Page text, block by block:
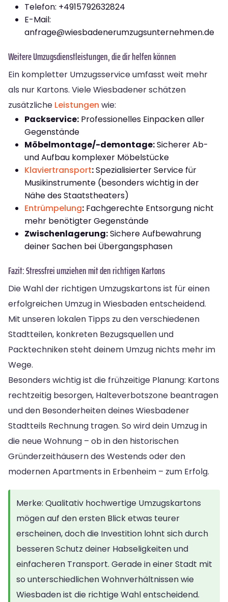
Telefon: +4915792632824
E-Mail:
anfrage@wiesbadenerumzugsunternehmen.de
Weitere Umzugsdienstleistungen, die dir helfen können
Ein kompletter Umzugsservice umfasst weit mehr
als nur Kartons. Viele Wiesbadener schätzen
zusätzliche Leistungen wie:
Packservice: Professionelles Einpacken aller
Gegenstände
Möbelmontage/-demontage:Sicherer Ab-
und Aufbau komplexer Möbelstücke
Klaviertransport:Spezialisierter Service für
Musikinstrumente (besonders wichtig in der
Nähe des Staatstheaters)
Entrümpelung: Fachgerechte Entsorgung nicht
mehr benötigter Gegenstände
Zwischenlagerung:Sichere Aufbewahrung
deiner Sachen bei Übergangsphasen
Fazit: Stressfrei umziehen mit den richtigen Kartons
Die Wahl der richtigen Umzugskartons ist für einen
erfolgreichen Umzug in Wiesbaden entscheidend.
Mit unseren lokalen Tipps zu den verschiedenen
Stadtteilen, konkreten Bezugsquellen und
Packtechniken steht deinem Umzug nichts mehr im
Wege.
Besonders wichtig ist die frühzeitige Planung: Kartons
rechtzeitig besorgen, Halteverbotszone beantragen
und den Besonderheiten deines Wiesbadener
Stadtteils Rechnung tragen. So wird dein Umzug in
die neue Wohnung – ob in den historischen
Gründerzeithäusern des Westends oder den
modernen Apartments in Erbenheim – zum Erfolg.
Merke: Qualitativ hochwertige Umzugskartons
mögen auf den ersten Blick etwas teurer
erscheinen, doch die Investition lohnt sich durch
besseren Schutz deiner Habseligkeiten und
einfacheren Transport. Gerade in einer Stadt mit
so unterschiedlichen Wohnverhältnissen wie
Wiesbaden ist die richtige Wahl entscheidend.